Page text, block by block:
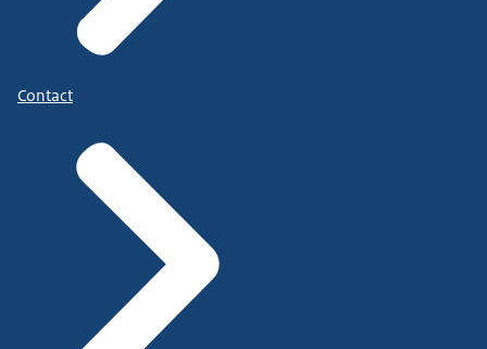
Contact